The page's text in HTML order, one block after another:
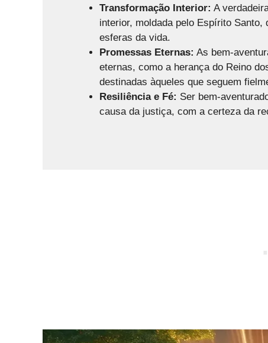
Transformação Interior: A
interior, moldada pelo Espírito
esferas da vida.
Promessas Eternas: As bem-
eternas, como a herança do Reino
destinadas àqueles que seguem
Resiliência e Fé: Ser bem-
causa da justiça, com a certeza da